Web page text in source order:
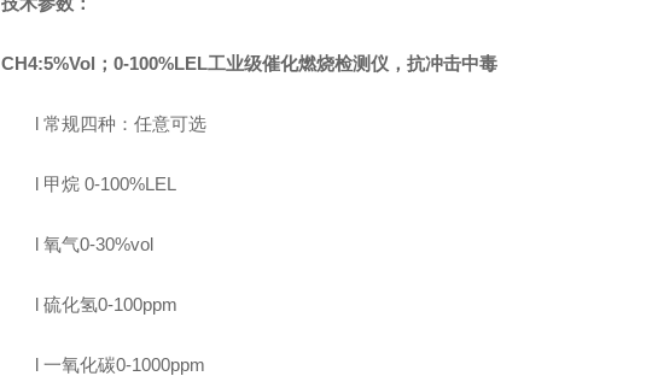
CH4:5%Vol；0-100%LEL工业级催化燃烧检测仪，抗冲击中毒
l 常规四种：任意可选
l 甲烷 0-100%LEL
l 氧气0-30%vol
l 硫化氢0-100ppm
l 一氧化碳0-1000ppm